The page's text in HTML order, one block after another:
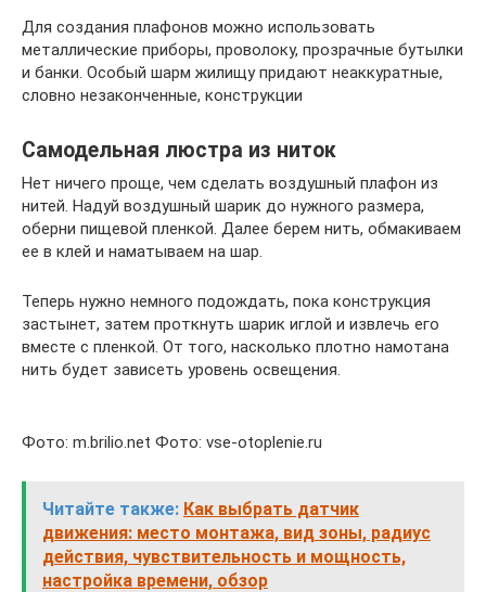
Для создания плафонов можно использовать
металлические приборы, проволоку, прозрачные бутылки
и банки. Особый шарм жилищу придают неаккуратные,
словно незаконченные, конструкции
Самодельная люстра из ниток
Нет ничего проще, чем сделать воздушный плафон из
нитей. Надуй воздушный шарик до нужного размера,
оберни пищевой пленкой. Далее берем нить, обмакиваем
ее в клей и наматываем на шар.
Теперь нужно немного подождать, пока конструкция
застынет, затем проткнуть шарик иглой и извлечь его
вместе с пленкой. От того, насколько плотно намотана
нить будет зависеть уровень освещения.
Фото: m.brilio.net Фото: vse-otoplenie.ru
Читайте также: Как выбрать датчик
движения: место монтажа, вид зоны, радиус
действия, чувствительность и мощность,
настройка времени, обзор